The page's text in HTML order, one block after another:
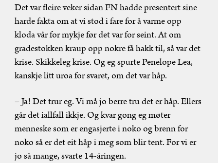
Det var fleire veker sidan FN hadde presentert sine
harde fakta om at vi stod i fare for å varme opp
kloda vår for mykje før det var for seint. At om
gradestokken kraup opp nokre få hakk til, så var det
krise. Skikkeleg krise. Og eg spurte Penelope Lea,
kanskje litt uroa for svaret, om det var håp.
– Ja! Det trur eg. Vi må jo berre tru det er håp. Ellers
går det iallfall ikkje. Og kvar gong eg møter
menneske som er engasjerte i noko og brenn for
noko så er det eit håp i meg som blir tent. For vi er
jo så mange, svarte 14-åringen.